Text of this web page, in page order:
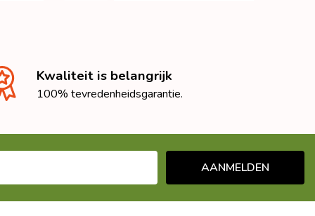
Kwaliteit is belangrijk
100% tevredenheidsgarantie.
AANMELDEN